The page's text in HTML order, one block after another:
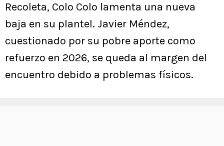
Recoleta, Colo Colo lamenta una nueva
baja en su plantel. Javier Méndez,
cuestionado por su pobre aporte como
refuerzo en 2026, se queda al margen del
encuentro debido a problemas físicos.